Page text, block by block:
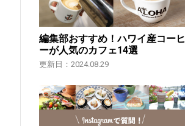
編集部おすすめ！ハワイ産コーヒ
ーが人気のカフェ14選
更新日：2024.08.29